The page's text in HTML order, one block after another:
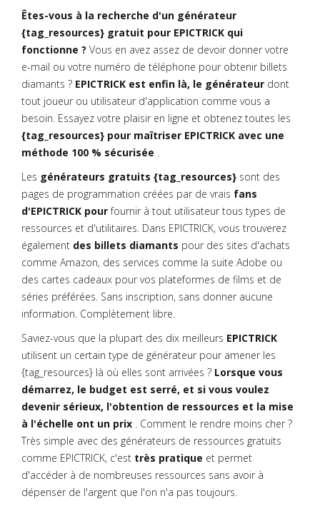
Êtes-vous à la recherche d'un générateur
{tag_resources} gratuit pour EPICTRICK qui
fonctionne ? Vous en avez assez de devoir donner votre
e-mail ou votre numéro de téléphone pour obtenir billets
diamants ? EPICTRICK est enfin là, le générateur dont
tout joueur ou utilisateur d'application comme vous a
besoin. Essayez votre plaisir en ligne et obtenez toutes les
{tag_resources} pour maîtriser EPICTRICK avec une
méthode 100 % sécurisée .
Les générateurs gratuits {tag_resources} sont des
pages de programmation créées par de vrais fans
d'EPICTRICK pourfournir à tout utilisateur tous types de
ressources et d'utilitaires. Dans EPICTRICK, vous trouverez
également des billets diamants pour des sites d'achats
comme Amazon, des services comme la suite Adobe ou
des cartes cadeaux pour vos plateformes de films et de
séries préférées. Sans inscription, sans donner aucune
information. Complètement libre.
Saviez-vous que la plupart des dix meilleurs EPICTRICK
utilisent un certain type de générateur pour amener les
{tag_resources} là où elles sont arrivées ? Lorsque vous
démarrez, le budget est serré, et si vous voulez
devenir sérieux, l'obtention de ressources et la mise
à l'échelle ont un prix . Comment le rendre moins cher ?
Très simple avec des générateurs de ressources gratuits
comme EPICTRICK, c'est très pratique et permet
d'accéder à de nombreuses ressources sans avoir à
dépenser de l'argent que l'on n'a pas toujours.